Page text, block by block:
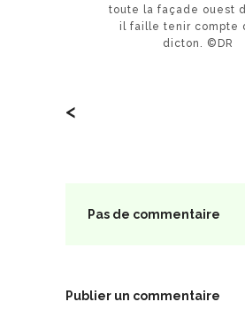
toute la façade ouest
il faille tenir compte
dicton. ©DR
<
Pas de commentaire
Publier un commentaire